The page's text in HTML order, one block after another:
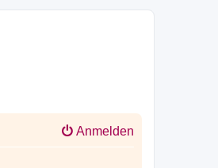
Anmelden